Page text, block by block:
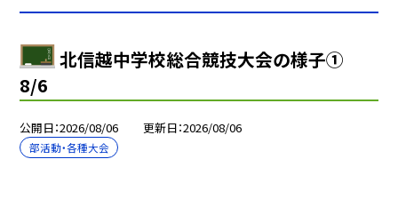
北信越中学校総合競技大会の様子①
8/6
公開日 2026/08/06 更新日 2026/08/06
部活動・各種大会